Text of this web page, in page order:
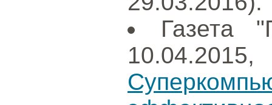
Газета